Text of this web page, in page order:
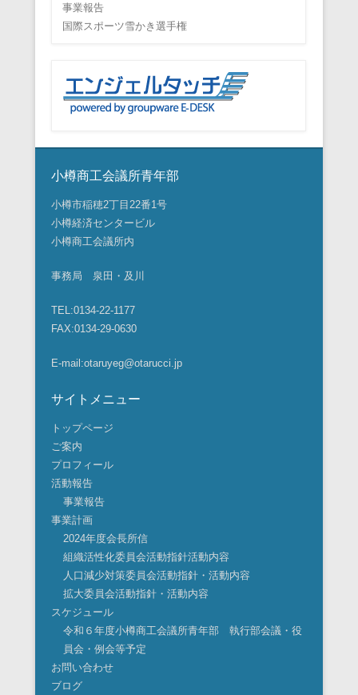
事業報告
国際スポーツ雪かき選手権
小樽商工会議所青年部
小樽市稲穂2丁目22番1号
小樽経済センタービル
小樽商工会議所内
事務局 泉田・及川
TEL:0134-22-1177
FAX:0134-29-0630
E-mail:otaruyeg@otarucci.jp
サイトメニュー
トップページ
ご案内
プロフィール
活動報告
事業報告
事業計画
2024年度会長所信
組織活性化委員会活動指針活動内容
人口減少対策委員会活動指針・活動内容
拡大委員会活動指針・活動内容
スケジュール
令和６年度小樽商工会議所青年部 執行部会議・役
員会・例会等予定
お問い合わせ
ブログ